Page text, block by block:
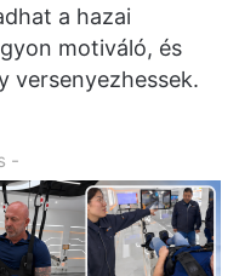
a hazai
motiváló, és
versenyezhessek.
-